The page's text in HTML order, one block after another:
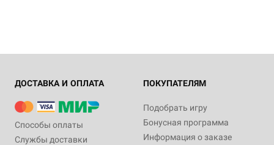
ДОСТАВКА И ОПЛАТА
Способы оплаты
Службы доставки
ПОКУПАТЕЛЯМ
Подобрать игру
Бонусная программа
Информация о заказе